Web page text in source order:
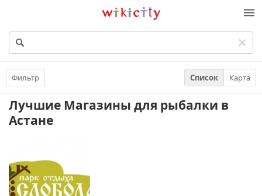
Викисити
Фильтр Список Карта
Лучшие Магазины для рыбалки в
Астане